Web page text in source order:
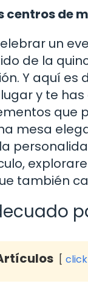
de
un
de la
Y aquí es
y te
que
mesa
también